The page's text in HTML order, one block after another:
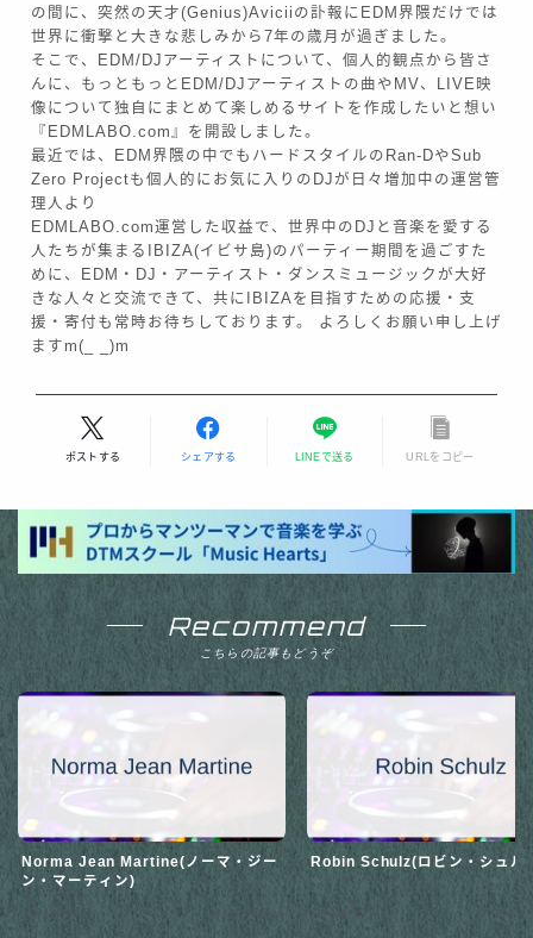
の間に、突然の天才(Genius)Aviciiの訃報にEDM界隈だけでは
世界に衝撃と大きな悲しみから7年の歳月が過ぎました。
そこで、EDM/DJアーティストについて、個人的観点から皆さ
んに、もっともっとEDM/DJアーティストの曲やMV、LIVE映
像について独自にまとめて楽しめるサイトを作成したいと想い
『EDMLABO.com』を開設しました。
最近では、EDM界隈の中でもハードスタイルのRan-DやSub
Zero Projectも個人的にお気に入りのDJが日々増加中の運営管
理人より
EDMLABO.com運営した収益で、世界中のDJと音楽を愛する
人たちが集まるIBIZA(イビサ島)のパーティー期間を過ごすた
めに、EDM・DJ・アーティスト・ダンスミュージックが大好
きな人々と交流できて、共にIBIZAを目指すための応援・支
援・寄付も常時お待ちしております。 よろしくお願い申し上げ
ますm(_ _)m
ポストする シェアする LINEで送る URLをコピー
Recommend
こちらの記事もどうぞ
Norma Jean Martine(ノーマ・ジー
ン・マーティン)
Robin Schulz(ロビン・シュル
2025.09.24